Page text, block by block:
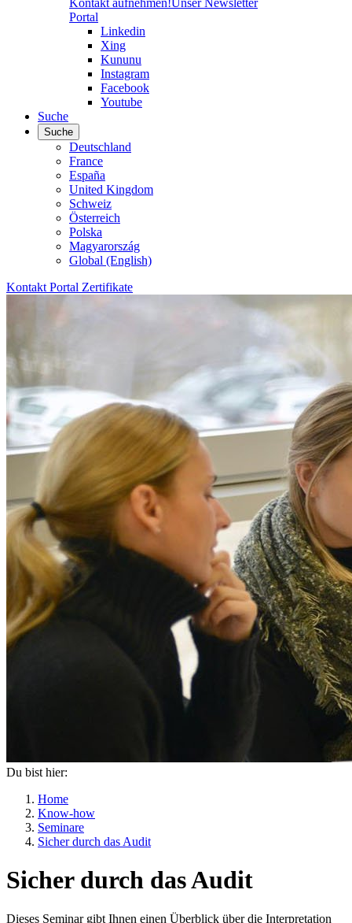
Kontakt aufnehmen!Unser Newsletter
Portal
Linkedin
Xing
Kununu
Instagram
Facebook
Youtube
Suche
Suche
Deutschland
France
España
United Kingdom
Schweiz
Österreich
Polska
Magyarország
Global (English)
Kontakt Portal Zertifikate
Du bist hier:
Home
Know-how
Seminare
Sicher durch das Audit
Sicher durch das Audit
Dieses Seminar gibt Ihnen einen Überblick über die Interpretation